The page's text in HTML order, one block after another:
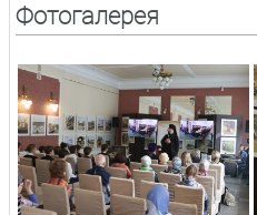
Фотогалерея